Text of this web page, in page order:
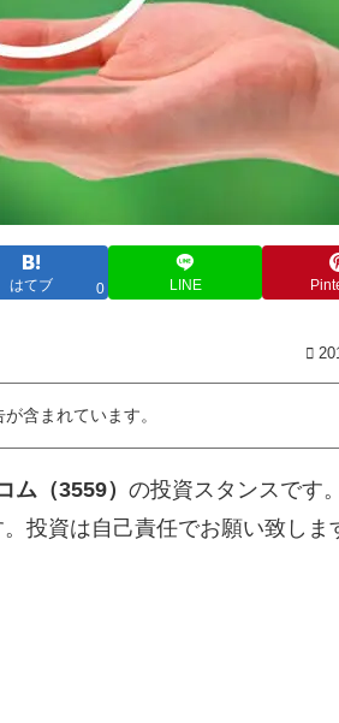
はてブ 0 LINE
含まれています。
ム（3559） の投資スタンスです。
投資は自己責任でお願い致しま